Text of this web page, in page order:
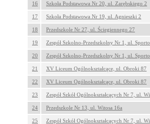
16 Szkoła Podstawowa Nr 20, ul. Zarębskiego 2
17 Szkoła Podstawowa Nr 19, ul. Agnieszki 2
18 Przedszkole Nr 27, ul. Ściegiennego 27
19 Zespół Szkolno-Przedszkolny Nr 1, ul.
20 Zespół Szkolno-Przedszkolny Nr 1, ul.
21 XV Liceum Ogólnokształcące, ul. Obroki 87
22 XV Liceum Ogólnokształcące, ul. Obroki 87
23 Zespół Szkół Ogólnokształcących Nr 7, ul.
24 Przedszkole Nr 13, ul. Witosa 16a
25 Zespół Szkół Ogólnokształcących Nr 7, ul.